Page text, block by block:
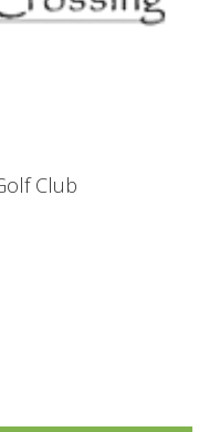
Club